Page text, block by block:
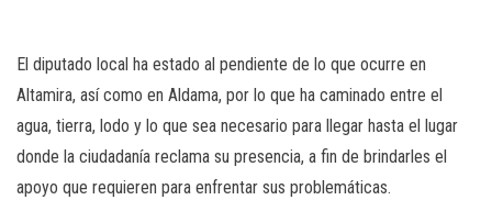
El diputado local ha estado al pendiente de lo que ocurre en
Altamira, así como en Aldama, por lo que ha caminado entre el
agua, tierra, lodo y lo que sea necesario para llegar hasta el lugar
donde la ciudadanía reclama su presencia, a fin de brindarles el
apoyo que requieren para enfrentar sus problemáticas.